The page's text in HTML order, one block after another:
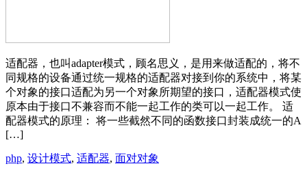
适配器，也叫adapter模式，顾名思义，是用来做适配的，将不
同规格的设备通过统一规格的适配器对接到你的系统中，将某
个对象的接口适配为另一个对象所期望的接口，适配器模式使
原本由于接口不兼容而不能一起工作的类可以一起工作。 适
配器模式的原理： 将一些截然不同的函数接口封装成统一的A
[…]
php, 设计模式, 适配器, 面对对象